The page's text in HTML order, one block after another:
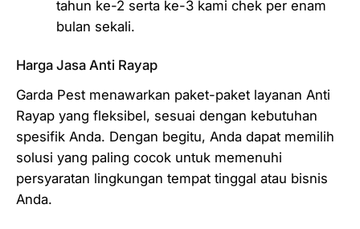
tahun ke-2 serta ke-3 kami chek per enam
bulan sekali.
Harga Jasa Anti Rayap
Garda Pest menawarkan paket-paket layanan Anti
Rayap yang fleksibel, sesuai dengan kebutuhan
spesifik Anda. Dengan begitu, Anda dapat memilih
solusi yang paling cocok untuk memenuhi
persyaratan lingkungan tempat tinggal atau bisnis
Anda.